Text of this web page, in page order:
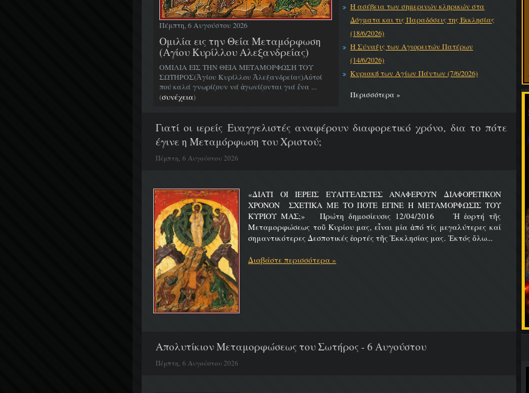
Πέμπτη, 6 Αυγούστου 2026
Ομιλία εις την Θεία Μεταμόρφωση
(Αγίου Κυρίλλου Αλεξανδρείας)
ΟΜΙΛΙΑ ΕΙΣ ΤΗΝ ΘΕΙΑ ΜΕΤΑΜΟΡΦΩΣΗ ΤΟΥ
ΣΩΤΗΡΟΣ(Ἁγίου Κυρίλλου Ἀλεξανδρείας)Αὐτοί
πού καλά γνωρίζουν νά ἀγωνίζονται γιά ἕνα ...
(συνέχεια)
Η ασέβεια των σημερινών κληρικών στα
Δόγματα και τις Παραδόσεις της Εκκλησίας
(18/6/2026)
Η Σύναξις των Αγιορειτών Πατέρων
(14/6/2026)
Κυριακή των Αγίων Πάντων (7/6/2026)
Περισσότερα »
Γιατί οι ιερείς Ευαγγελιστές αναφέρουν διαφορετικό χρόνο, δια το πότε
έγινε η Μεταμόρφωση του Χριστού;
Πέμπτη, 6 Αυγούστου 2026
«ΔΙΑΤΙ ΟΙ ΙΕΡΕΙΣ ΕΥΑΓΓΕΛΙΣΤΕΣ ΑΝΑΦΕΡΟΥΝ ΔΙΑΦΟΡΕΤΙΚΟΝ
ΧΡΟΝΟΝ ΣΧΕΤΙΚΑ ΜΕ ΤΟ ΠΟΤΕ ΕΓΙΝΕ Η ΜΕΤΑΜΟΡΦΩΣΙΣ ΤΟΥ
ΚΥΡΙΟΥ ΜΑΣ;» Πρώτη δημοσίευσις 12/04/2016 Ἡ ἑορτή τῆς
Μεταμορφώσεως τοῦ Κυρίου μας, εἶναι μία ἀπό τίς μεγαλύτερες καί
σημαντικότερες Δεσποτικές ἑορτές τῆς Ἐκκλησίας μας. Ἐκτός ὅλω...
Διαβάστε περισσότερα »
Απολυτίκιον Μεταμορφώσεως του Σωτήρος - 6 Αυγούστου
Πέμπτη, 6 Αυγούστου 2026